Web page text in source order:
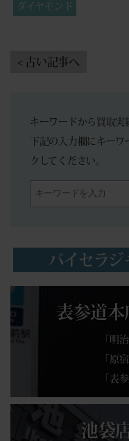
ダイヤモンド
< 古い記事へ
キーワードから買取実
下記の入力欄にキー
クしてください。
バイセラジ
表参道
「明
「原
「表
池袋